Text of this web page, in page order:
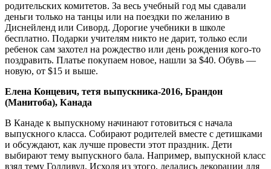
родительских комитетов. За весь учебный год мы сдавали
деньги только на танцы или на поездки по желанию в
Диснейленд или Сиворд. Дорогие учебники в школе
бесплатно. Подарки учителям никто не дарит, только если
ребенок сам захотел на рождество или день рождения кого-то
поздравить. Платье покупаем новое, нашли за $40. Обувь —
новую, от $15 и выше.
Елена Концевич, тетя выпускника-2016, Брандон
(Манитоба), Канада
В Канаде к выпускному начинают готовиться с начала
выпускного класса. Собирают родителей вместе с детишками
и обсуждают, как лучше провести этот праздник. Дети
выбирают тему выпускного бала. Например, выпускной класс
взял тему Голливуд. Исходя из этого, делались декорации для